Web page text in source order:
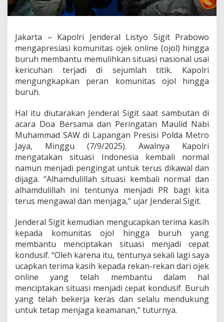
s
o
l
h
g
B
u
h
I
k
u
t
P
u
i
a
n
S
i
t
u
a
s
Jakarta – Kapolri Jenderal Listyo Sigit Prabowo
mengapresiasi komunitas ojek online (ojol) hingga
buruh membantu memulihkan situasi nasional usai
kericuhan terjadi di sejumlah titik. Kapolri
mengungkapkan peran komunitas ojol hingga
buruh.
Hal itu diutarakan Jenderal Sigit saat sambutan di
acara Doa Bersama dan Peringatan Maulid Nabi
Muhammad SAW di Lapangan Presisi Polda Metro
Jaya, Minggu (7/9/2025). Awalnya Kapolri
mengatakan situasi Indonesia kembali normal
namun menjadi pengingat untuk terus dikawal dan
dijaga. “Alhamdulillah situasi kembali normal dan
alhamdulillah ini tentunya menjadi PR bagi kita
terus mengawal dan menjaga,” ujar Jenderal Sigit.
Jenderal Sigit kemudian mengucapkan terima kasih
kepada komunitas ojol hingga buruh yang
membantu menciptakan situasi menjadi cepat
kondusif. “Oleh karena itu, tentunya sekali lagi saya
ucapkan terima kasih kepada rekan-rekan dari ojek
online yang telah membantu dalam hal
menciptakan situasi menjadi cepat kondusif. Buruh
yang telah bekerja keras dan selalu mendukung
untuk tetap menjaga keamanan,” tuturnya.